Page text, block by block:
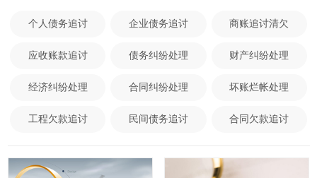
个人债务追讨 企业债务追讨 商账追讨清欠
应收账款追讨 债务纠纷处理 财产纠纷处理
经济纠纷处理 合同纠纷处理 坏账烂帐处理
工程欠款追讨 民间债务追讨 合同欠款追讨